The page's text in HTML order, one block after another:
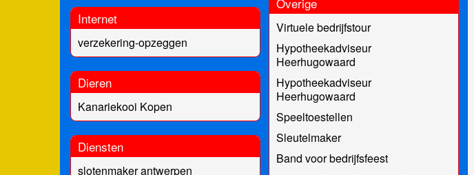
Internet
verzekering-opzeggen
Dieren
Kanariekooi Kopen
Diensten
slotenmaker antwerpen
Virtuele bedrijfstour
Hypotheekadviseur
Heerhugowaard
Hypotheekadviseur
Heerhugowaard
Speeltoestellen
Sleutelmaker
Band voor bedrijfsfeest